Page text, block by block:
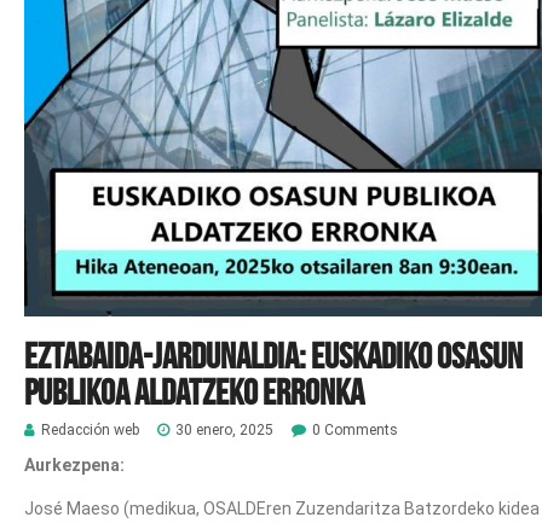
EZTABAIDA-JARDUNALDIA: EUSKADIKO OSASUN
PUBLIKOA ALDATZEKO ERRONKA
Redacción web 30 enero, 2025 0 Comments
Aurkezpena:
José Maeso (medikua, OSALDEren Zuzendaritza Batzordeko kidea